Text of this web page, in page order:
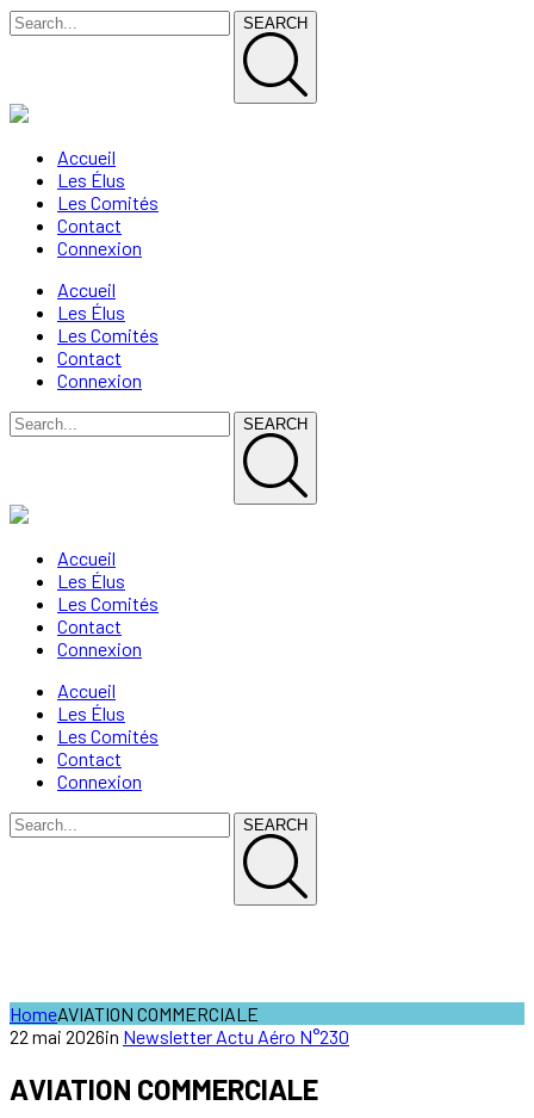
SEARCH
Accueil
Les Élus
Les Comités
Contact
Connexion
Accueil
Les Élus
Les Comités
Contact
Connexion
SEARCH
Accueil
Les Élus
Les Comités
Contact
Connexion
Accueil
Les Élus
Les Comités
Contact
Connexion
SEARCH
HomeAVIATION COMMERCIALE
22 mai 2026in Newsletter Actu Aéro N°230
AVIATION COMMERCIALE